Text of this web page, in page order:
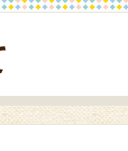
住宅
ーブルテレビ
協議会
域福祉
・決算
際交流